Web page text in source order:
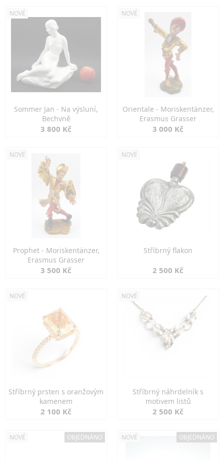
NOVÉ
Sommer Jan - Na výsluní,
Bechyně
3 800 Kč
NOVÉ
Orientale - Moriskentänzer,
Erasmus Grasser
3 000 Kč
NOVÉ
Prophet - Moriskentänzer,
Erasmus Grasser
3 500 Kč
NOVÉ
Stříbrný flakon
2 500 Kč
NOVÉ
Stříbrný prsten s oranžovým
kamenem
2 100 Kč
NOVÉ
Stříbrný náhrdelník s
motivem listů
2 500 Kč
NOVÉ OBJEDNÁNO NOVÉ OBJEDNÁNO